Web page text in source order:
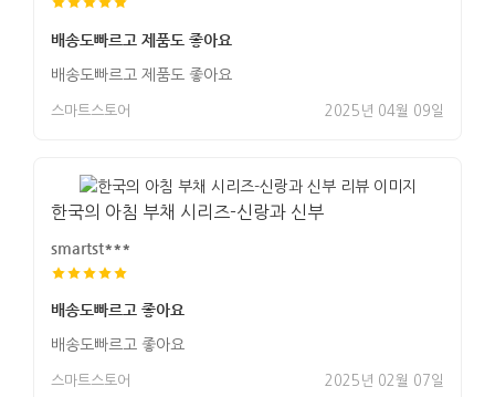
배송도빠르고 제품도 좋아요
배송도빠르고 제품도 좋아요
스마트스토어 2025년 04월 09일
한국의 아침 부채 시리즈-신랑과 신부
smartst***
배송도빠르고 좋아요
배송도빠르고 좋아요
스마트스토어 2025년 02월 07일